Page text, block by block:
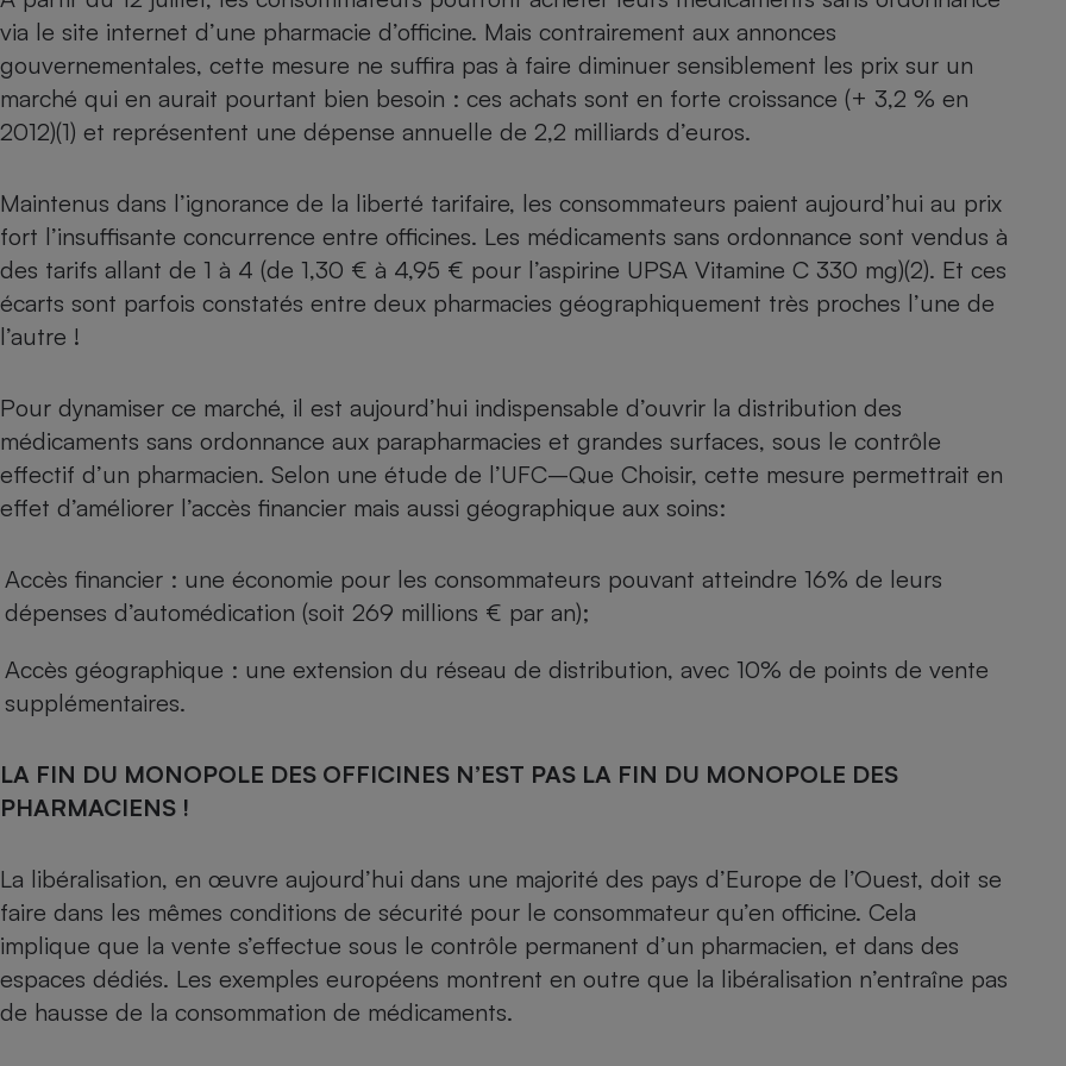
via le site internet d’une pharmacie d’officine. Mais contrairement aux annonces
gouvernementales, cette mesure ne suffira pas à faire diminuer sensiblement les prix sur un
marché qui en aurait pourtant bien besoin : ces achats sont en forte croissance (+ 3,2 % en
2012)(1) et représentent une dépense annuelle de 2,2 milliards d’euros.
Maintenus dans l’ignorance de la liberté tarifaire, les consommateurs paient aujourd’hui au prix
fort l’insuffisante concurrence entre officines. Les médicaments sans ordonnance sont vendus à
des tarifs allant de 1 à 4 (de 1,30 € à 4,95 € pour l’aspirine UPSA Vitamine C 330 mg)(2). Et ces
écarts sont parfois constatés entre deux pharmacies géographiquement très proches l’une de
l’autre !
Pour dynamiser ce marché, il est aujourd’hui indispensable d’ouvrir la distribution des
médicaments sans ordonnance aux parapharmacies et grandes surfaces, sous le contrôle
effectif d’un pharmacien. Selon une étude de l’UFC–Que Choisir, cette mesure permettrait en
effet d’améliorer l’accès financier mais aussi géographique aux soins:
Accès financier : une économie pour les consommateurs pouvant atteindre 16% de leurs
dépenses d’automédication (soit 269 millions € par an);
Accès géographique : une extension du réseau de distribution, avec 10% de points de vente
supplémentaires.
LA FIN DU MONOPOLE DES OFFICINES N’EST PAS LA FIN DU MONOPOLE DES
PHARMACIENS !
La libéralisation, en œuvre aujourd’hui dans une majorité des pays d’Europe de l’Ouest, doit se
faire dans les mêmes conditions de sécurité pour le consommateur qu’en officine. Cela
implique que la vente s’effectue sous le contrôle permanent d’un pharmacien, et dans des
espaces dédiés. Les exemples européens montrent en outre que la libéralisation n’entraîne pas
de hausse de la consommation de médicaments.
Complément
alimentaire
Foie gras
Champagne - Comment choisir une
Gros électroménager
Petit électroménager - Ustensile
Lave-linge Lave-vaisselle
Plaque de cuisson à
induction
Four encastrable
Climatiseur -
Ventilateur
Aspirateur
Internet
Téléphonie
Téléphone mobile -
Antivirus
Matelas Poêle à granulés
Climatiseur -
Lessive
Antimoustique Crème solaire